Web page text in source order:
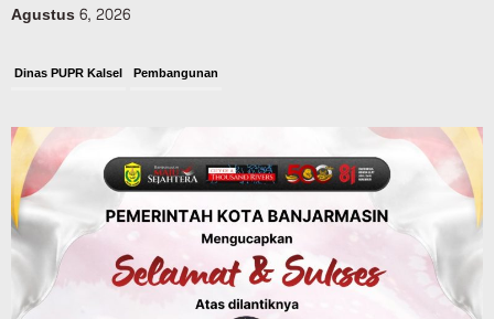
Agustus 6, 2026
Dinas PUPR Kalsel Pembangunan
Pemerintah Janji Tingkatkan Fasilitas
Keselamatan Jalan Alternatif
Banjarbaru–Batulicin
Agustus 6, 2026
Dinas Kehutanan Kalsel